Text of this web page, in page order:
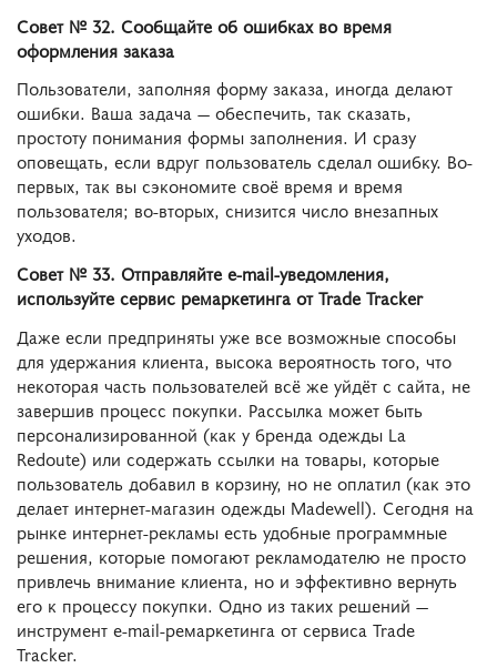
Совет № 32. Сообщайте об ошибках во время
оформления заказа
Пользователи, заполняя форму заказа, иногда делают
ошибки. Ваша задача — обеспечить, так сказать,
простоту понимания формы заполнения. И сразу
оповещать, если вдруг пользователь сделал ошибку. Во-
первых, так вы сэкономите своё время и время
пользователя; во-вторых, снизится число внезапных
уходов.
Совет № 33. Отправляйте e-mail-уведомления,
используйте сервис ремаркетинга от Trade Tracker
Даже если предприняты уже все возможные способы
для удержания клиента, высока вероятность того, что
некоторая часть пользователей всё же уйдёт с сайта, не
завершив процесс покупки. Рассылка может быть
персонализированной (как у бренда одежды La
Redoute) или содержать ссылки на товары, которые
пользователь добавил в корзину, но не оплатил (как это
делает интернет-магазин одежды Madewell). Сегодня на
рынке интернет-рекламы есть удобные программные
решения, которые помогают рекламодателю не просто
привлечь внимание клиента, но и эффективно вернуть
его к процессу покупки. Одно из таких решений ―
инструмент e-mail-ремаркетинга от сервиса Trade
Tracker.